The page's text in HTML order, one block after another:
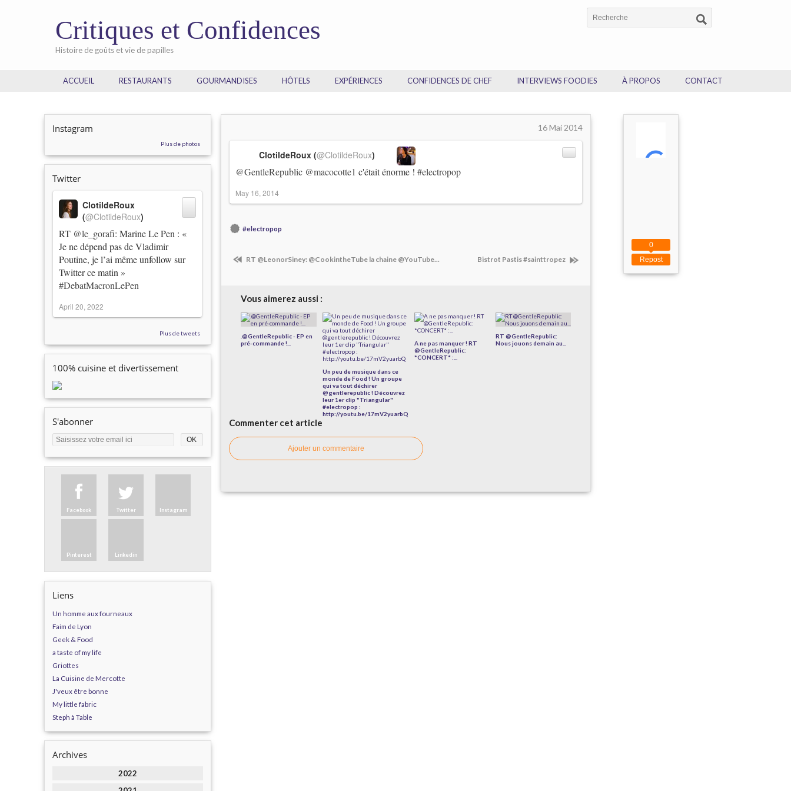
Critiques et Confidences
Histoire de goûts et vie de papilles
ACCUEIL RESTAURANTS GOURMANDISES HÔTELS EXPÉRIENCES CONFIDENCES DE CHEF INTERVIEWS FOODIES À PROPOS CONTACT
Instagram
Plus de photos
Twitter
RT @le_gorafi: Marine Le Pen : «
Je ne dépend pas de Vladimir
Poutine, je l’ai même unfollow sur
Twitter ce matin »
#DebatMacronLePen
ClotildeRoux
(@ClotildeRoux)
April 20, 2022
Plus de tweets
100% cuisine et divertissement
S'abonner
Facebook Twitter Instagram
Pinterest Linkedin
Liens
Un homme aux fourneaux
Faim de Lyon
Geek & Food
a taste of my life
Griottes
La Cuisine de Mercotte
J'veux être bonne
My little fabric
Steph à Table
Archives
2022
16 Mai 2014
@GentleRepublic @macocotte1 c'était énorme !#electropop
ClotildeRoux (@ClotildeRoux)
May 16, 2014
#electropop
RT @LeonorSiney: @CookintheTube la chaine @YouTube... Bistrot Pastis #sainttropez
Vous aimerez aussi :
.@GentleRepublic - EP en
pré-commande !...
Un peu de musique dans ce
monde de Food ! Un groupe
qui va tout déchirer
@gentlerepublic ! Découvrez
leur 1er clip "Triangular"
#electropop :
http://youtu.be/17mV2yuarbQ
A ne pas manquer ! RT
@GentleRepublic:
*CONCERT* :...
RT @GentleRepublic:
Nous jouons demain au...
Commenter cet article
Ajouter un commentaire
Repost
0